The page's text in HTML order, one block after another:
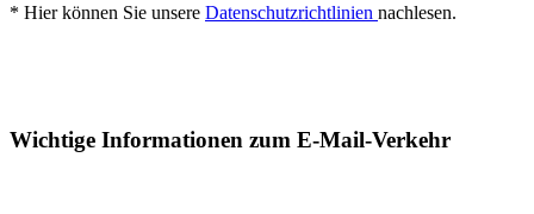
* Hier können Sie unsere Datenschutzrichtlinien nachlesen.
Wichtige Informationen zum E-Mail-Verkehr